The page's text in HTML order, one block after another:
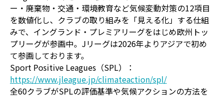
ー・廃棄物・交通・環境教育など気候変動対策の12項目
を数値化し、クラブの取り組みを「見える化」する仕組
みで、イングランド・プレミアリーグをはじめ欧州トッ
プリーグが参画中。Jリーグは2026年よりアジアで初め
て参画しております。
Sport Positive Leagues（SPL）：
https://www.jleague.jp/climateaction/spl/
全60クラブがSPLの評価基準や気候アクションの方法を